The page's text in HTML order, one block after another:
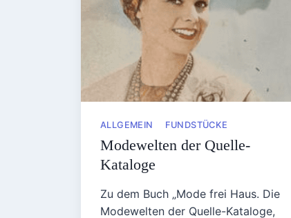
ALLGEMEIN FUNDSTÜCKE
Modewelten der Quelle-
Kataloge
Zu dem Buch „Mode frei Haus. Die
Modewelten der Quelle-Kataloge,